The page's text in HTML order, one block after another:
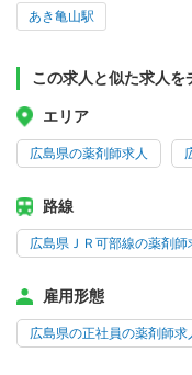
あき亀山駅
この求人と似た求人を
エリア
広島県の薬剤師求人
路線
広島県ＪＲ可部線の薬剤師
雇用形態
広島県の正社員の薬剤師求